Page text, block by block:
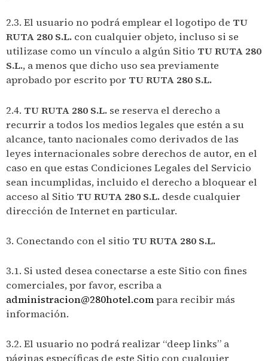
2.3. El usuario no podrá emplear el logotipo de TU
RUTA 280 S.L. con cualquier objeto, incluso si se
utilizase como un vínculo a algún Sitio TU RUTA 280
S.L., a menos que dicho uso sea previamente
aprobado por escrito por TU RUTA 280 S.L.
2.4. TU RUTA 280 S.L. se reserva el derecho a
recurrir a todos los medios legales que estén a su
alcance, tanto nacionales como derivados de las
leyes internacionales sobre derechos de autor, en el
caso en que estas Condiciones Legales del Servicio
sean incumplidas, incluido el derecho a bloquear el
acceso al Sitio TU RUTA 280 S.L. desde cualquier
dirección de Internet en particular.
3. Conectando con el sitio TU RUTA 280 S.L.
3.1. Si usted desea conectarse a este Sitio con fines
comerciales, por favor, escriba a
administracion@280hotel.compara recibir más
información.
3.2. El usuario no podrá realizar “deep links” a
páginas específicas de este Sitio con cualquier